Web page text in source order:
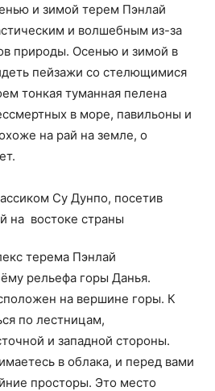
и зимой терем Пэнлай
и волшебным из-за
природы. Осенью и зимой в
пейзажи со стелющимися
тонкая туманная пелена
в море, павильоны и
на рай на земле, о
терема Пэнлай
рельефа горы Данья.
на вершине горы. К
по лестницам,
и западной стороны.
в облака, и перед вами
просторы. Это место